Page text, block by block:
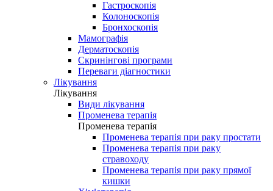
Гастроскопія
Колоноскопія
Бронхоскопія
Мамографія
Дерматоскопія
Скринінгові програми
Переваги діагностики
Лікування
Лікування
Види лікування
Променева терапія
Променева терапія
Променева терапія при раку простати
Променева терапія при раку
стравоходу
Променева терапія при раку прямої
кишки